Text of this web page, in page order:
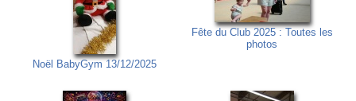
Noël BabyGym 13/12/2025
Fête du Club 2025 : Toutes les
photos